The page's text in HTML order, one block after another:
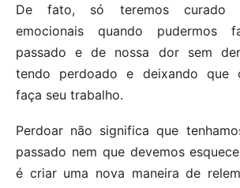
De fato, só teremos curado
emocionais quando pudermos
passado e de nossa dor sem
tendo perdoado e deixando que
faça seu trabalho.
Perdoar não significa que
passado nem que devemos
é criar uma nova maneira de